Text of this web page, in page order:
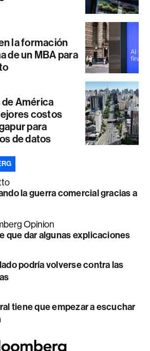
la formación
de un MBA para
América
costos
para
de datos
la guerra comercial gracias a
Opinion
que dar algunas explicaciones
podría volverse contra las
tiene que empezar a escuchar